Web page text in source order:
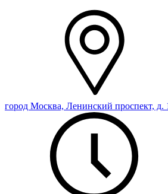
город Москва, Ленинский проспект, д.